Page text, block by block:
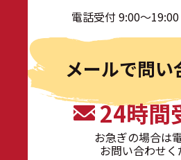
電話受付 9:00〜
メールで問い
24時間
お急ぎの場合は
お問い合わせく